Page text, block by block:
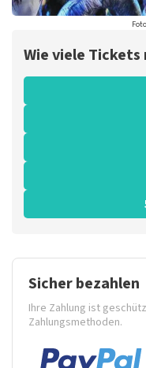
Wie viele
Sicher bezahlen
Ihre Zahlung ist
Zahlungsmethoden.